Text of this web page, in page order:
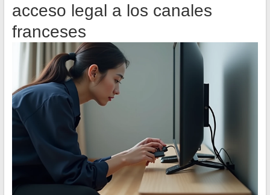
acceso legal a los canales
franceses